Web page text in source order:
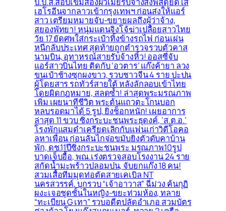
เฮโรอีนจากลาวเข้ากรุงเทพฯ ก่อนส่งให้แอร์
สาว เตรียมหมายจับ-ขยายผลถึงผู้ว่าจ้าง,
สยองพัทยา! หนุ่มแดนจิงโจ้ฆ่าเปลือยสาวไทย
วัย 17 ยัดศพใส่กระเป๋าทิ้งข้างรถไฟ ก่อนเผ่น
หนีกลับประเทศ สุดท้ายถูกตำรวจรวบตัวคาส
นามบิน, อุทาหรณ์สายรับจ้างหิ้ว! ออสซี่จับ
แอร์สาวบินไทย ติดกับ ‘อวตาร’ แก๊งค้ายา ลวง
ขนเป๋าช้างซุกผงขาว, รวบชาวจีน 4 ราย ปะปน
ผู้โดยสาร รถทัวร์สายใต้ หลังลักลอบเข้าไทย
โดยผิดกฎหมาย, สลดซ้ำ! ล่าสุดพระมรณภาพ
เพิ่ม เผยนาทีชีวิต พระต้นแถวตะโกนบอก
หลบรอดมาได้ 5 รูป, ยิ่งช็อกหนัก! เผยอาการ
ล่าสุด 11 ขวบ ซิ่งกระบะชนพระธุดงค์, ‘ส.ต.อ.’
โรงพักแสมดำเครียดเลิกกับแฟนเก่าวิดีโอคอ
ลหาเพื่อน ก่อนลั่นไกจ่อขมับยิงตัวดับคาบ้าน
พัก, ดช.11ปีซิ่งกระบะชนพระ มรณภาพ10รูป
บาดเจ็บอื้อ, พณ.เร่งตรวจสอบโรงงาน 24 ราย
สกัดน้ำมะพร้าวปลอมปน, จับยกแก๊ง 18 คน!
สวมเสื้อทีมมุดท่อตัดสายเคเบิล NT
นครสวรรค์, บุกรวบ “เจ้าอาวาส” ฉี่ม่วง ค้นกุฏิ
ผงะเจอชุดชั้นในหญิง-ขยะท่วมห้อง, ทลาย
“ทะเบียน G เทา” รวบอดีตปลัดอำเภอ สวมบัตร